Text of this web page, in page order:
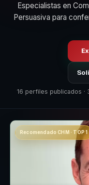
Especialistas en
Persuasiva para
16 perfiles publicados ·
Recomendado CHM · TOP 1